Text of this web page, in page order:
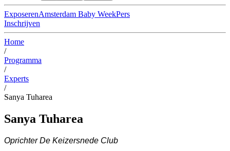
ExposerenAmsterdam Baby WeekPers
Inschrijven
Home
/
Programma
/
Experts
/
Sanya Tuharea
Sanya Tuharea
Oprichter De Keizersnede Club